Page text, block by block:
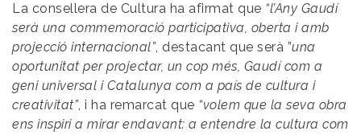
La consellera de Cultura ha afirmat que “l’Any Gaudí
serà una commemoració participativa, oberta i amb
projecció internacional”, destacant que serà ”una
oportunitat per projectar, un cop més, Gaudí com a
geni universal i Catalunya com a país de cultura i
creativitat”, i ha remarcat que “volem que la seva obra
ens inspiri a mirar endavant: a entendre la cultura com